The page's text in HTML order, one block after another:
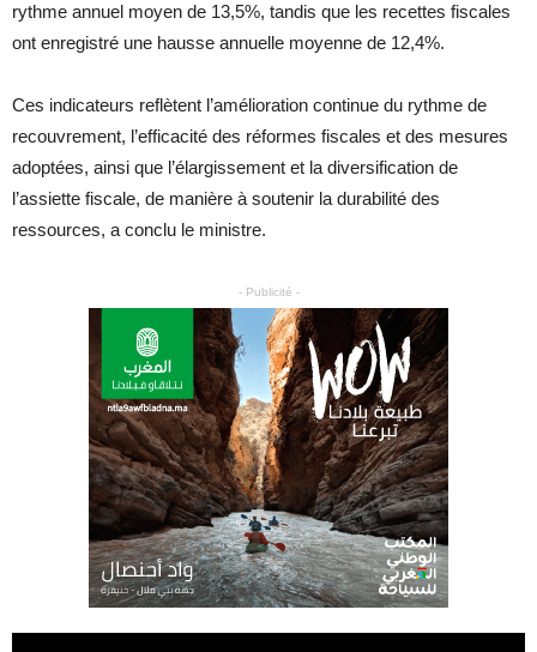
rythme annuel moyen de 13,5%, tandis que les recettes fiscales
ont enregistré une hausse annuelle moyenne de 12,4%.
Ces indicateurs reflètent l’amélioration continue du rythme de
recouvrement, l’efficacité des réformes fiscales et des mesures
adoptées, ainsi que l’élargissement et la diversification de
l’assiette fiscale, de manière à soutenir la durabilité des
ressources, a conclu le ministre.
- Publicité -